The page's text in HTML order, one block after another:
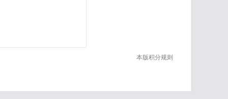
本版积分规则